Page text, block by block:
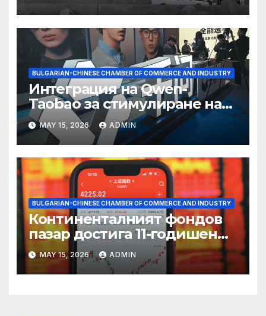
BULGARIAN-CHINESE CHAMBER OF COMMERCE AND INDUSTRY
Интеграция на Qwen-
Taobao за стимулиране на
пазаруването 618
MAY 15, 2026 ADMIN
BULGARIAN-CHINESE CHAMBER OF COMMERCE AND INDUSTRY
Континенталният фондов
пазар достига 11-годишен
връх
MAY 15, 2026 ADMIN